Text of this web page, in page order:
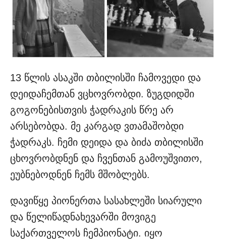
13 წლის ასაკში თბილისში ჩამოვედი და
დეიდაჩემთან ვცხოვრობდი. ზუგდიდში
გოგონებისთვის ჭადრაკის წრე არ
არსებობდა. მე კარგად ვთამაშობდი
ჭადრაკს. ჩემი დეიდა და ბიძა თბილისში
ცხოვრობდნენ და ჩვენთან გამოუშვითო,
ეუბნებოდნენ ჩემს მშობლებს.
დავიწყე პიონერთა სასახლეში სიარული
და წელიწადნახევარში მოვიგე
საქართველოს ჩემპიონატი. იყო